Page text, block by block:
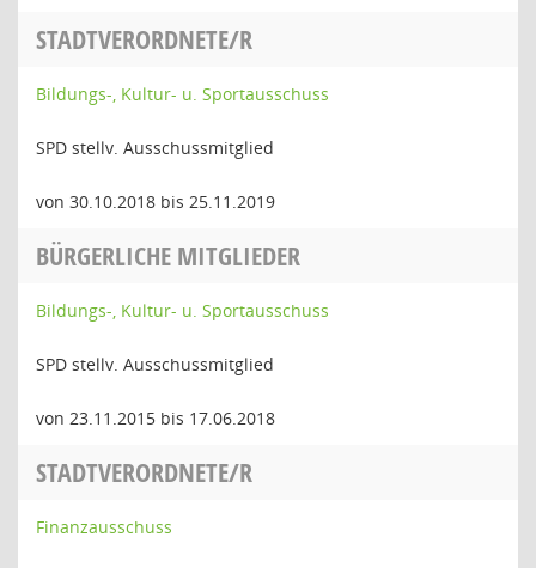
STADTVERORDNETE/R
Bildungs-, Kultur- u. Sportausschuss
SPD stellv. Ausschussmitglied
von 30.10.2018 bis 25.11.2019
BÜRGERLICHE MITGLIEDER
Bildungs-, Kultur- u. Sportausschuss
SPD stellv. Ausschussmitglied
von 23.11.2015 bis 17.06.2018
STADTVERORDNETE/R
Finanzausschuss